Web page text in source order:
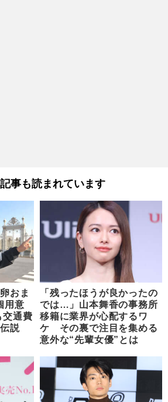
事も読まれています
おま
用意
通費
説
「残ったほうが良かったの
では…」山本舞香の事務所
移籍に業界が心配するワ
ケ その裏で注目を集める
意外な“先輩女優”とは